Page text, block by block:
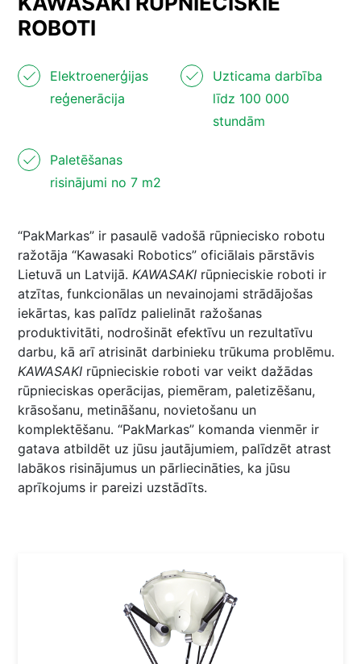
ROBOTI
Elektroenerģijas
reģenerācija
Uzticama darbība
līdz 100 000
stundām
Paletēšanas
risinājumi no 7 m2
“PakMarkas” ir pasaulē vadošā rūpniecisko robotu
ražotāja “Kawasaki Robotics” oficiālais pārstāvis
Lietuvā un Latvijā. KAWASAKI rūpnieciskie roboti ir
atzītas, funkcionālas un nevainojami strādājošas
iekārtas, kas palīdz palielināt ražošanas
produktivitāti, nodrošināt efektīvu un rezultatīvu
darbu, kā arī atrisināt darbinieku trūkuma problēmu.
KAWASAKI rūpnieciskie roboti var veikt dažādas
rūpnieciskas operācijas, piemēram, paletizēšanu,
krāsošanu, metināšanu, novietošanu un
komplektēšanu. “PakMarkas” komanda vienmēr ir
gatava atbildēt uz jūsu jautājumiem, palīdzēt atrast
labākos risinājumus un pārliecināties, ka jūsu
aprīkojums ir pareizi uzstādīts.